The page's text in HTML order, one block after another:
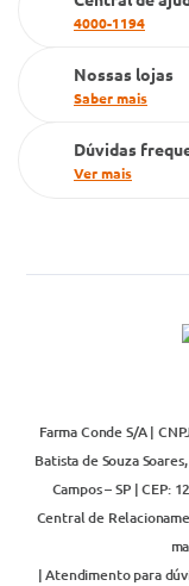
Televendas
4000-1194
Nossas lojas
Saber mais
Dúvidas
Ver mais
Farma Conde S/A |
Batista de Souza
Campos – SP | CEP:
Central de
| Atendimento para